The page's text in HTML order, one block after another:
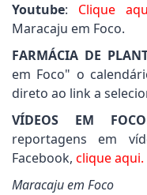
Youtube: Clique
Maracaju em Foco.
FARMÁCIA DE
em Foco" o
direto ao link a
VÍDEOS EM FOCO
reportagens em
Facebook, clique aqui.
Maracaju em Foco